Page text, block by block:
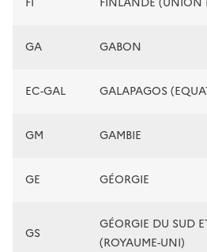
GA GABON
EC-GAL GALAPAGOS
GM GAMBIE
GE GÉORGIE
GS
GÉORGIE DU SUD
(ROYAUME-UNI)